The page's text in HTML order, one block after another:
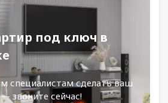
под ключ в
специалистам сделать ваш
звоните сейчас!